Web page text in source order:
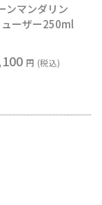
ンマンダリン
ューザー250ml
税込